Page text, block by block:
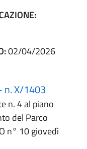
02/04/2026
n. X/1403
n. 4 al piano
del Parco
n° 10 giovedì